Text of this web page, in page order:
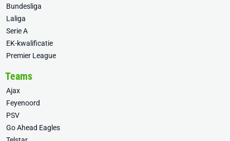
Bundesliga
Laliga
Serie A
EK-kwalificatie
Premier League
Teams
Ajax
Feyenoord
PSV
Go Ahead Eagles